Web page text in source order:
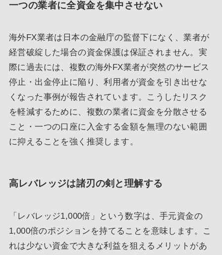
一つの業者に全資金を集中させない
海外FX業者は日本の金融庁の監督下になく、業者が
経営破綻した場合の資金保護は保証されません。実
際に過去には、複数の海外FX業者が突然のサービス
停止・出金停止に陥り、利用者が資金を引き出せな
くなった事例が報告されています。こうしたリスク
を軽減するために、複数の業者に資金を分散させる
こと・一つの口座に入金する金額を無理のない範囲
に抑えることを強く推奨します。
高レバレッジは諸刃の剣と理解する
「レバレッジ1,000倍」という数字は、手元資金の
1,000倍のポジションを持てることを意味します。こ
れは少ない資金で大きな利益を狙えるメリットがあ